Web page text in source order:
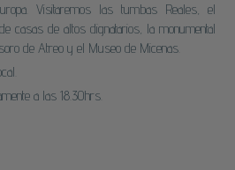
Visitaremos las tumbas Reales, el
casas de altos dignatarios, la monumental
de Atreo y el Museo de Micenas.
a las 18.30hrs.